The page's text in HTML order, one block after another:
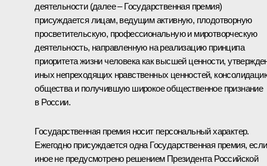
деятельности (далее – Государственная премия)
присуждается лицам, ведущим активную, плодотворную
просветительскую, профессиональную и миротворческую
деятельность, направленную на реализацию принципа
приоритета жизни человека как высшей ценности,
иных непреходящих нравственных ценностей,
общества и получившую широкое общественное признание
в России.
Государственная премия носит персональный характер.
Ежегодно присуждается одна Государственная премия, если
иное не предусмотрено решением Президента Российской